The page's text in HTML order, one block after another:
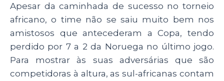
Apesar da caminhada de sucesso no torneio
africano, o time não se saiu muito bem nos
amistosos que antecederam a Copa, tendo
perdido por 7 a 2 da Noruega no último jogo.
Para mostrar às suas adversárias que são
competidoras à altura, as sul-africanas contam